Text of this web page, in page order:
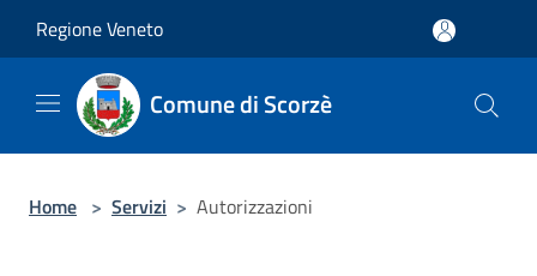
Regione Veneto
Comune di Scorzè
Home > Servizi > Autorizzazioni